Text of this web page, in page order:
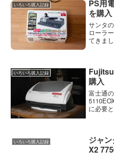
た、ち
いろいろ購入記録
PS用
を購入
サンタ
ローラ
てきま
円を支
いろいろ購入記録
購入
富士通
に必要
いろいろ購入記録
ジャ
X2